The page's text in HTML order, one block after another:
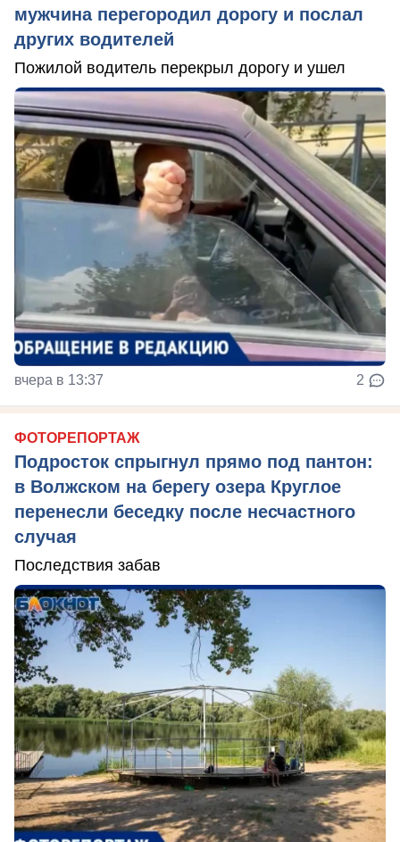
мужчина перегородил дорогу и послал
других водителей
Пожилой водитель перекрыл дорогу и ушел
вчера в 13:37 2
ФОТОРЕПОРТАЖ
Подросток спрыгнул прямо под пантон:
в Волжском на берегу озера Круглое
перенесли беседку после несчастного
случая
Последствия забав